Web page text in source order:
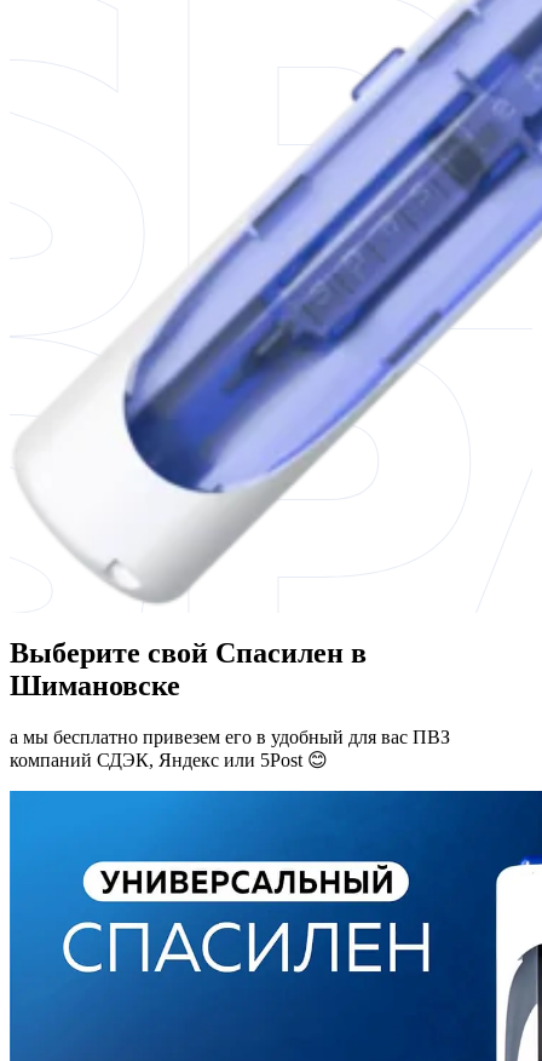
Выберите свой Спасилен в
Шимановске
а мы бесплатно привезем его в удобный для вас ПВЗ
компаний СДЭК, Яндекс или 5Post 😊